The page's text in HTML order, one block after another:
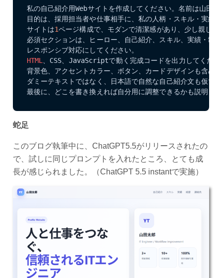
私の自己紹介用Webサイトを作成してください。名前は山田
目的は、採用担当者や仕事相手に、私の人柄・スキル・実績
サイトは1ページ構成で、モダンで清潔感があり、少し親し
必須セクションは、ヒーロー、自己紹介、スキル、実績・制
HTML
、CSS、JavaScriptで動く完成コードを出力してくださ
背景色、アクセントカラー、ボタン、カードデザインも含め
ダミーテキストではなく、日本語で自然な自己紹介文も仮で
最後に、どこを書き換えれば自分用に調整できるかも説明し
蛇足
このブログ執筆中に、ChatGPT5.5がリリースされたの
で、試しに同じプロンプトを入れたところ、とても成
長が感じられました。（ChatGPT 5.5 instantで実施）